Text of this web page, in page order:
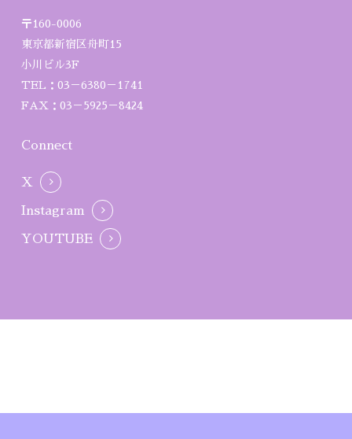
〒160-0006
東京都新宿区舟町15
小川ビル3F
TEL：03－6380－1741
FAX：03－5925－8424
Connect
X
Instagram
YOUTUBE